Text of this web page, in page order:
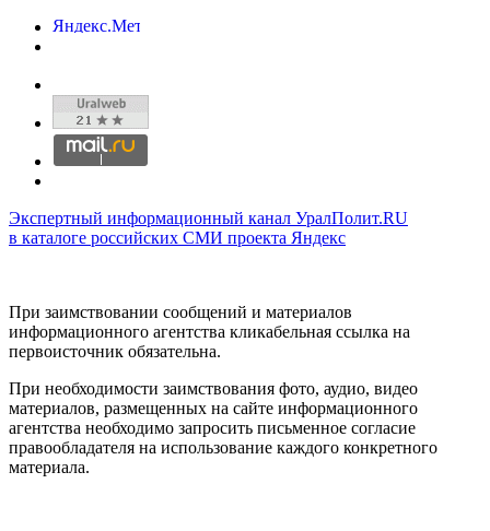
Экспертный информационный канал УралПолит.RU
в каталоге российских СМИ проекта Яндекс
При заимствовании сообщений и материалов
информационного агентства кликабельная ссылка на
первоисточник обязательна.
При необходимости заимствования фото, аудио, видео
материалов, размещенных на сайте информационного
агентства необходимо запросить письменное согласие
правообладателя на использование каждого конкретного
материала.